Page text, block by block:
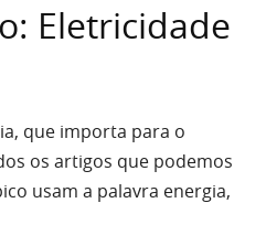
Eletricidade
que importa para o
os artigos que podemos
usam a palavra energia,